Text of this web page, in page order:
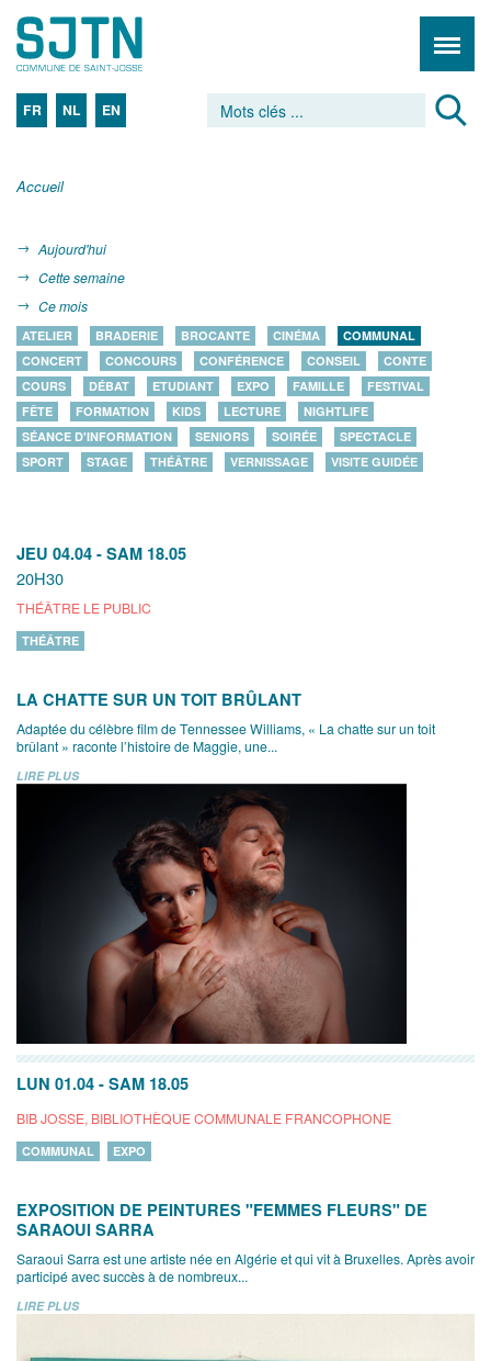
FR NL EN
Accueil
Aujourd'hui
Cette semaine
Ce mois
ATELIER BRADERIE BROCANTE CINÉMA
COMMUNAL
CONCERT
CONCOURS CONFÉRENCE CONSEIL
CONTE
COURS
DÉBAT ETUDIANT EXPO FAMILLE
FESTIVAL
FÊTE
FORMATION KIDS LECTURE
NIGHTLIFE
SÉANCE D'INFORMATION
SENIORS SOIRÉE
SPECTACLE
SPORT
STAGE THÉÂTRE VERNISSAGE VISITE GUIDÉE
JEU 04.04 - SAM 18.05
20H30
THÉÂTRE LE PUBLIC
THÉÂTRE
LA CHATTE SUR UN TOIT BRÛLANT
Adaptée du célèbre film de Tennessee Williams, « La chatte sur un toit
brûlant » raconte l’histoire de Maggie, une...
LIRE PLUS
LUN 01.04 - SAM 18.05
BIB JOSSE, BIBLIOTHÈQUE COMMUNALE FRANCOPHONE
COMMUNAL EXPO
EXPOSITION DE PEINTURES "FEMMES FLEURS" DE
SARAOUI SARRA
Saraoui Sarra est une artiste née en Algérie et qui vit à Bruxelles. Après avoir
participé avec succès à de nombreux...
LIRE PLUS